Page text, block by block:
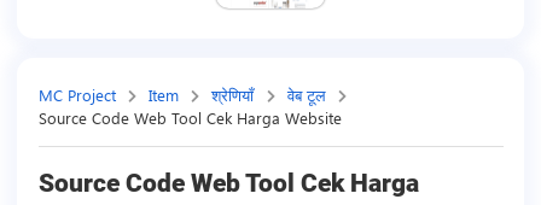
MC Project Item श्रेणियाँ
वेब टूल
Source Code Web Tool Cek Harga Website
Source Code Web Tool Cek Harga